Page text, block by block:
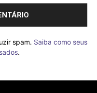
spam. Saiba como seus
.